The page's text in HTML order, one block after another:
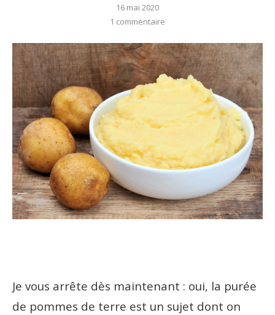
16 mai 2020
1 commentaire
Je vous arrête dès maintenant : oui, la purée
de pommes de terre est un sujet dont on